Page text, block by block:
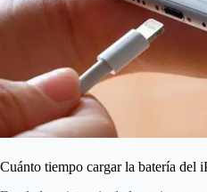
Cuánto tiempo cargar la batería del